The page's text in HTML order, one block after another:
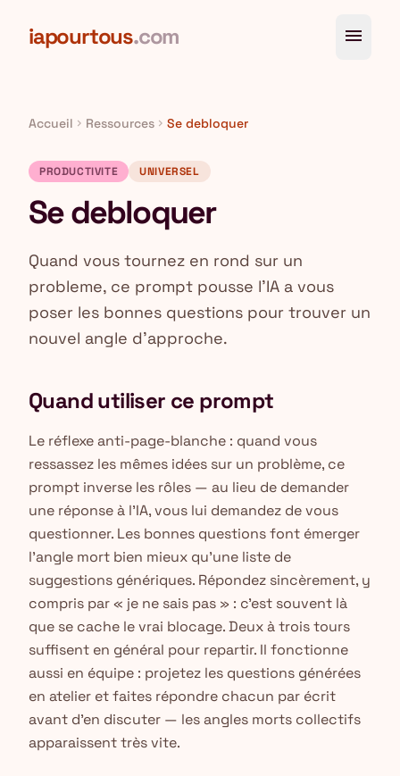
iapourtous.com menu
Accueil chevron_right Ressources chevron_right Se debloquer
PRODUCTIVITE UNIVERSEL
Se debloquer
Quand vous tournez en rond sur un
probleme, ce prompt pousse l'IA a vous
poser les bonnes questions pour trouver un
nouvel angle d'approche.
Quand utiliser ce prompt
Le réflexe anti-page-blanche : quand vous
ressassez les mêmes idées sur un problème, ce
prompt inverse les rôles — au lieu de demander
une réponse à l'IA, vous lui demandez de vous
questionner. Les bonnes questions font émerger
l'angle mort bien mieux qu'une liste de
suggestions génériques. Répondez sincèrement, y
compris par « je ne sais pas » : c'est souvent là
que se cache le vrai blocage. Deux à trois tours
suffisent en général pour repartir. Il fonctionne
aussi en équipe : projetez les questions générées
en atelier et faites répondre chacun par écrit
avant d'en discuter — les angles morts collectifs
apparaissent très vite.